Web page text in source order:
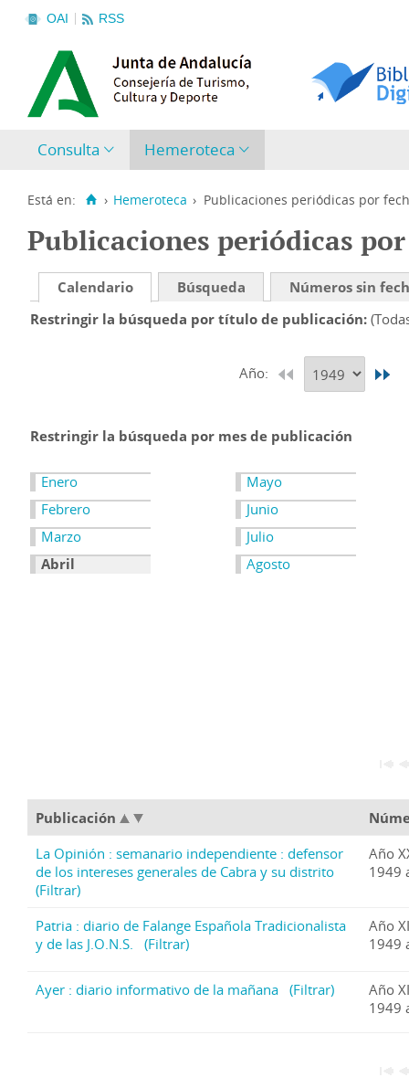
OAI RSS
Consulta Hemeroteca
Está en: › Hemeroteca › Publicaciones periódicas por
Publicaciones periódicas
Calendario Búsqueda
Números sin
Restringir la búsqueda por título de publicación
Año:
Restringir la búsqueda por mes de publicación
Enero
Febrero
Marzo
Abril
Mayo
Junio
Julio
Agosto
Publicación
La Opinión : semanario independiente : defensor
de los intereses generales de Cabra y su distrito
(Filtrar)
Año
1949
Patria : diario de Falange Española Tradicionalista
y de las J.O.N.S.
(Filtrar)
Año
1949
Ayer : diario informativo de la mañana (Filtrar)
Año
1949